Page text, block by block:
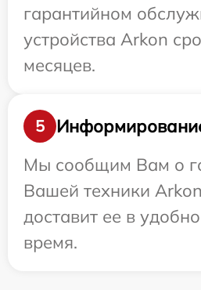
гарантийном
устройства Arkon
месяцев.
5
Мы сообщим Вам о
Вашей техники
доставит ее в
время.